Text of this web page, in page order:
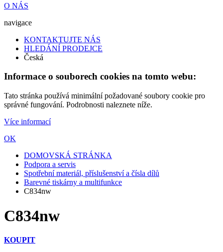
O NÁS
navigace
KONTAKTUJTE NÁS
HLEDÁNÍ PRODEJCE
Česká
Informace o souborech cookies na tomto webu:
Tato stránka používá minimální požadované soubory cookie pro
správné fungování. Podrobnosti naleznete níže.
Více informací
OK
DOMOVSKÁ STRÁNKA
Podpora a servis
Spotřební materiál, příslušenství a čísla dílů
Barevné tiskárny a multifunkce
C834nw
C834nw
KOUPIT